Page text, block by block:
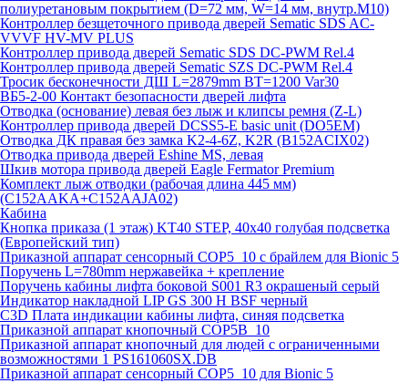
полиуретановым покрытием (D=72 мм, W=14 мм, внутр.М10)
Контроллер безщеточного привода дверей Sematiс SDS AC-
VVVF HV-MV PLUS
Контроллер привода дверей Sematic SDS DC-PWM Rel.4
Контроллер привода дверей Sematic SZS DC-PWM Rel.4
Тросик бесконечности ДШ L=2879mm BT=1200 Var30
ВБ5-2-00 Контакт безопасности дверей лифта
Отводка (основание) левая без лыж и клипсы ремня (Z-L)
Контроллер привода дверей DCSS5-E basic unit (DO5EM)
Отводка ДК правая без замка K2-4-6Z, K2R (B152ACIX02)
Отводка привода дверей Eshine MS, левая
Шкив мотора привода дверей Eagle Fermator Premium
Комплект лыж отводки (рабочая длина 445 мм)
(C152AAKA+C152AAJA02)
Кабина
Кнопка приказа (1 этаж) KT40 STEP, 40х40 голубая подсветка
(Европейский тип)
Приказной аппарат сенсорный COP5_10 с брайлем для Bionic 5
Поручень L=780mm нержавейка + крепление
Поручень кабины лифта боковой S001 R3 окрашеный серый
Индикатор накладной LIP GS 300 H BSF черный
C3D Плата индикации кабины лифта, синяя подсветка
Приказной аппарат кнопочный COP5B_10
Приказной аппарат кнопочный для людей с ограниченными
возможностями 1 PS161060SX.DB
Приказной аппарат сенсорный COP5_10 для Bionic 5